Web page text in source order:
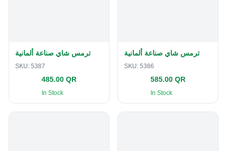
ترمس شاي صناعة ألمانية
SKU: 5387
485.00 QR
In Stock
ترمس شاي صناعة ألمانية
SKU: 5386
585.00 QR
In Stock